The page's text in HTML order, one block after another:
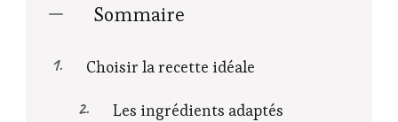
Sommaire
Choisir la recette idéale
Les ingrédients adaptés